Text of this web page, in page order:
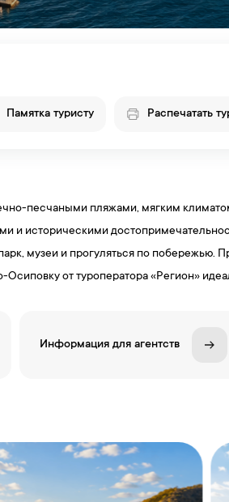
Памятка туристу Распечатать
песчаными пляжами, мягким
историческими
музеи и прогуляться по побережью.
от туроператора «Регион»
Информация для агентств